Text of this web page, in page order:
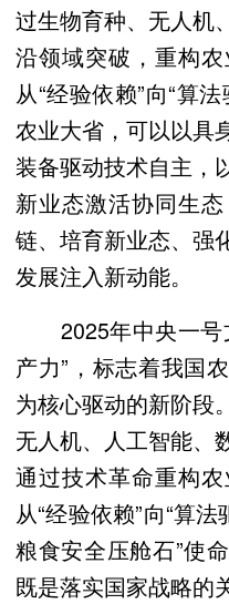
过生物育种、无人机
沿领域突破，重构
从“经验依赖”向“算
农业大省，可以以具
装备驱动技术自主，
新业态激活协同生
链、培育新业态、强
发展注入新动能。
2025年中央一号
产力”，标志着我国
为核心驱动的新阶段
无人机、人工智能、
通过技术革命重构
从“经验依赖”向“算
粮食安全压舱石”使
既是落实国家战略的